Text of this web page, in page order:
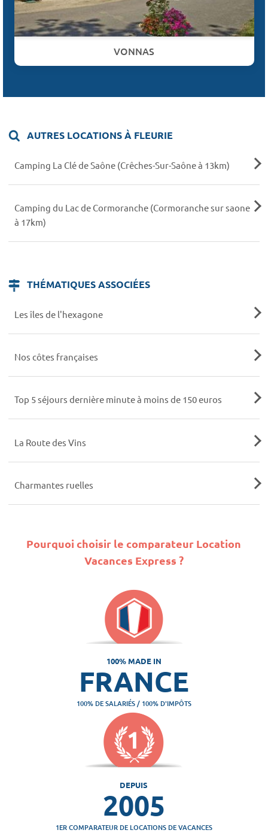
VONNAS
AUTRES LOCATIONS À FLEURIE
Camping La Clé de Saône (Crêches-Sur-Saône à 13km)
Camping du Lac de Cormoranche (Cormoranche sur saone
à 17km)
THÉMATIQUES ASSOCIÉES
Les îles de l'hexagone
Nos côtes françaises
Top 5 séjours dernière minute à moins de 150 euros
La Route des Vins
Charmantes ruelles
Pourquoi choisir le comparateur Location
Vacances Express ?
100% MADE IN
FRANCE
100% DE SALARIÉS / 100% D'IMPÔTS
DEPUIS
2005
1ER COMPARATEUR DE LOCATIONS DE VACANCES